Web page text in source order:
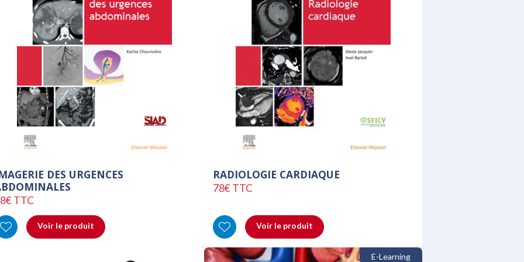
DES URGENCES
TTC
Voir le produit
RADIOLOGIE CARDIAQUE
78€ TTC
Voir le produit
E-Learning